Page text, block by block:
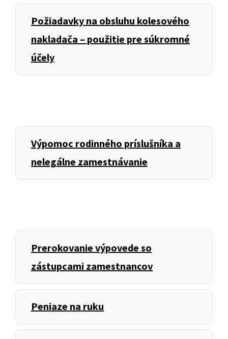
Požiadavky na obsluhu kolesového
nakladača – použitie pre súkromné
účely
Výpomoc rodinného príslušníka a
nelegálne zamestnávanie
Prerokovanie výpovede so
zástupcami zamestnancov
Peniaze na ruku